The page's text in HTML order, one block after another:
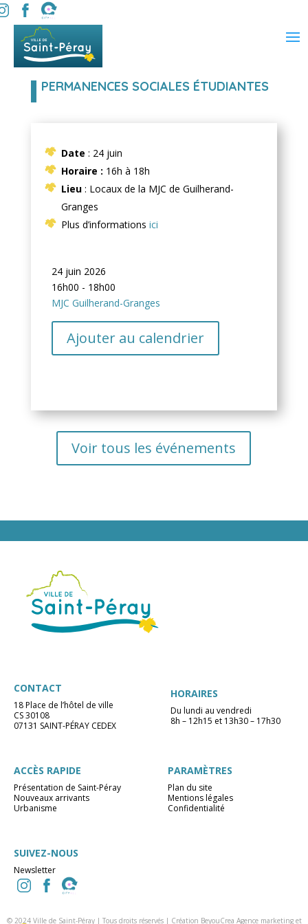
PERMANENCES SOCIALES ÉTUDIANTES
Date : 24 juin
Horaire : 16h à 18h
Lieu : Locaux de la MJC de Guilherand-
Granges
Plus d’informations ici
24 juin 2026
16h00 - 18h00
MJC Guilherand-Granges
Ajouter au calendrier
Voir tous les événements
CONTACT
18 Place de l’hôtel de ville
CS 30108
07131 SAINT-PÉRAY CEDEX
HORAIRES
Du lundi au vendredi
8h – 12h15 et 13h30 – 17h30
ACCÈS RAPIDE
Présentation de Saint-Péray
Nouveaux arrivants
Urbanisme
PARAMÈTRES
Plan du site
Mentions légales
Confidentialité
SUIVEZ-NOUS
Newsletter
© 2024 Ville de Saint-Péray | Tous droits réservés | Création BeyouCrea Agence marketing et